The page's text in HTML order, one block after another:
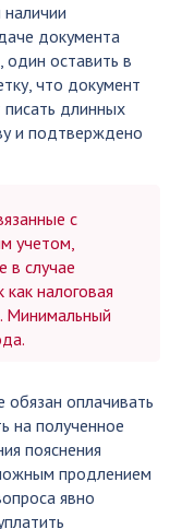
наличии
документа
оставить в
что документ
писать длинных
и подтверждено
с
учетом,
в случае
как налоговая
Минимальный
оплачивать
на полученное
пояснения
продлением
явно